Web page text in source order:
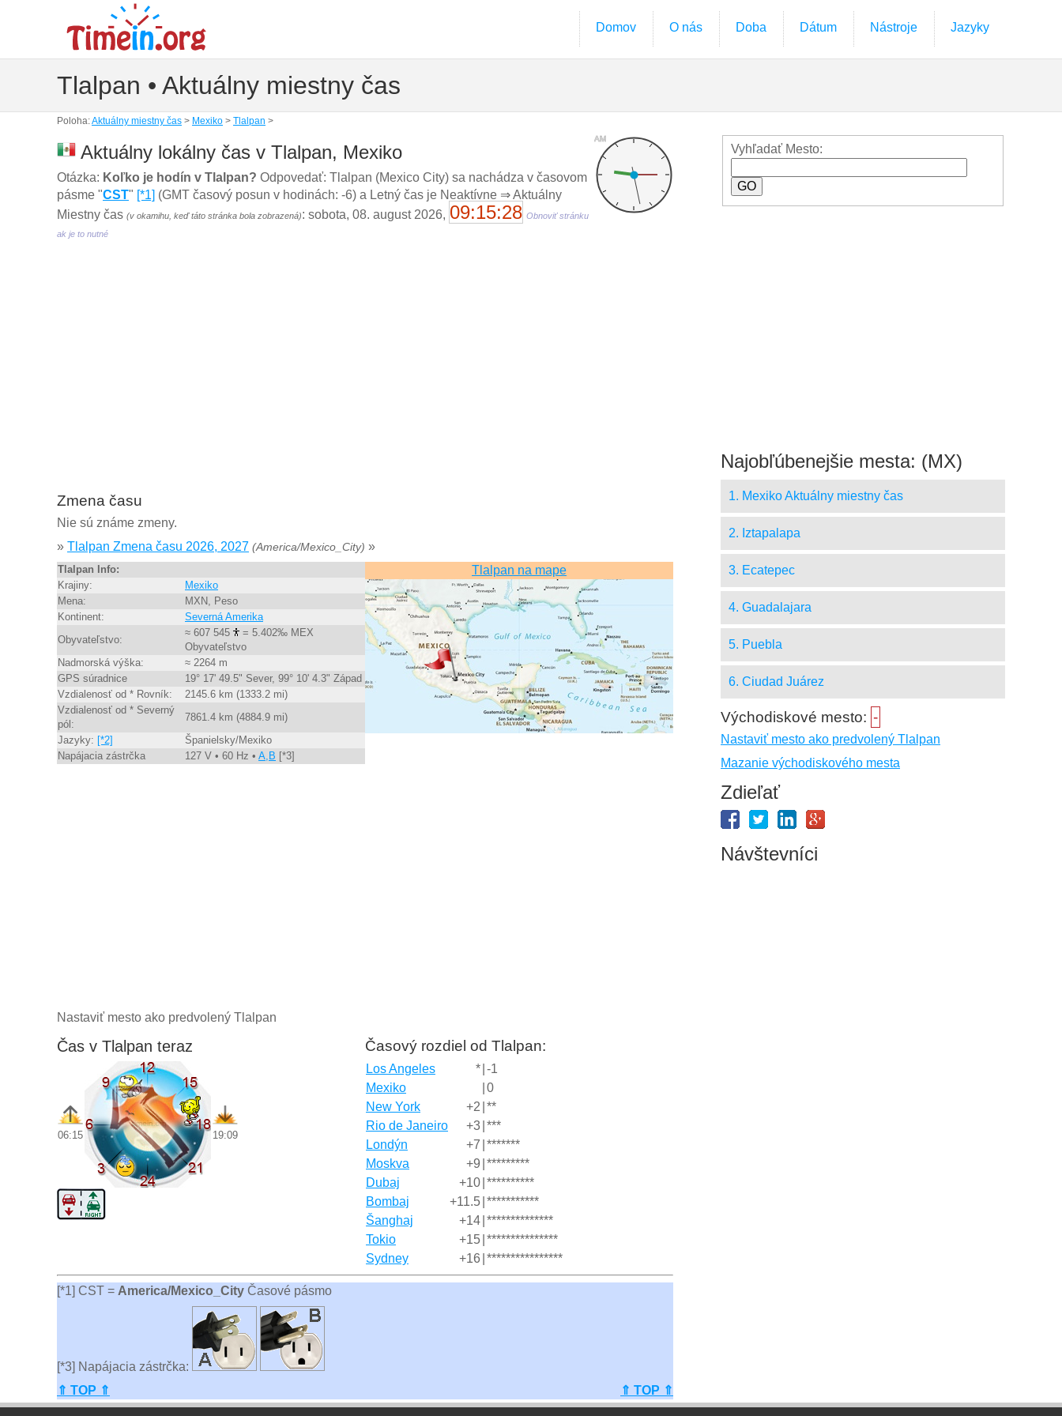
Domov O nás Doba Dátum Nástroje Jazyky
Tlalpan • Aktuálny miestny čas
Poloha:Aktuálny miestny čas > Mexiko > Tlalpan >
AM
Aktuálny lokálny čas v Tlalpan, Mexiko
Otázka: Koľko je hodín v Tlalpan? Odpovedať: Tlalpan (Mexico City) sa nachádza v časovom
pásme "CST" [*1] (GMT časový posun v hodinách: -6) a Letný čas je Neaktívne ⇒ Aktuálny
Miestny čas (v okamihu, keď táto stránka bola zobrazená): sobota, 08. august 2026, 09:15:29 Obnoviť stránku
ak je to nutné
Zmena času
Nie sú známe zmeny.
» Tlalpan Zmena času 2026, 2027 (America/Mexico_City) »
Tlalpan Info:
Krajiny:
Mexiko
Mena:
MXN, Peso
Kontinent:
Severná Amerika
Obyvateľstvo:
≈ 607 545
= 5.402‰ MEX
Obyvateľstvo
Nadmorská výška:
≈ 2264 m
GPS súradnice
19° 17' 49.5" Sever, 99° 10' 4.3" Západ
Vzdialenosť od * Rovník:
2145.6 km (1333.2 mi)
Vzdialenosť od * Severný
pól:
7861.4 km (4884.9 mi)
Jazyky: [*2]
Španielsky/Mexiko
Napájacia zástrčka
127 V • 60 Hz • A,B [*3]
Tlalpan na mape
Nastaviť mesto ako predvolený Tlalpan
Čas v Tlalpan teraz
06:15 19:09
Časový rozdiel od Tlalpan:
Los Angeles * -1
Mexiko
0
New York
+2 **
Rio de Janeiro
+3 ***
Londýn
+7 *******
Moskva
+9 *********
Dubaj
+10 **********
Bombaj
+11.5 ***********
Šanghaj
+14 **************
Tokio
+15 ***************
Sydney
+16 ****************
[*1] CST = America/Mexico_City Časové pásmo
[*3] Napájacia zástrčka:
⇑ TOP ⇑
⇑ TOP ⇑
Vyhľadať Mesto:
Najobľúbenejšie mesta: (MX)
1. Mexiko Aktuálny miestny čas
2. Iztapalapa
3. Ecatepec
4. Guadalajara
5. Puebla
6. Ciudad Juárez
Východiskové mesto: -
Nastaviť mesto ako predvolený Tlalpan
Mazanie východiskového mesta
Zdieľať
Návštevníci